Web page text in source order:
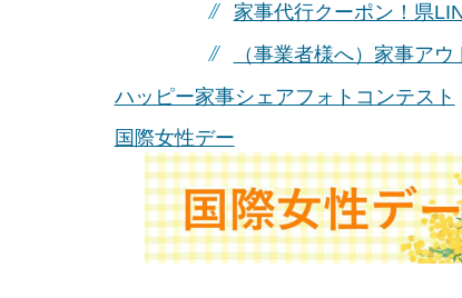
家事代行クーポン！県
（事業者様へ）家事ア
ハッピー家事シェアフォトコンテスト
国際女性デー